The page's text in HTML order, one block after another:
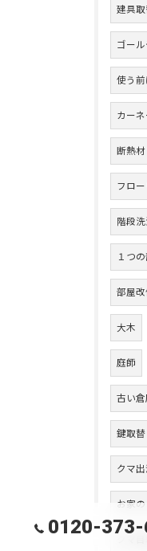
建具
ゴー
使う前
カー
断熱材
フロ
階段
１つ
部屋
大木
庭師
古い倉
鍵取替
クマ出
お家の
0120-373-